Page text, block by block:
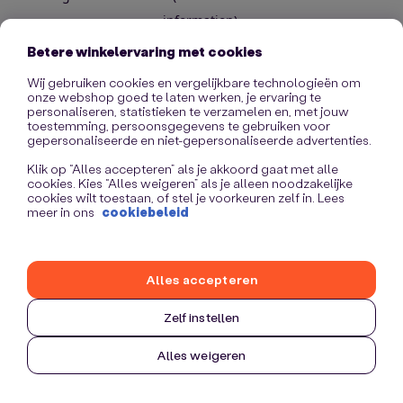
information).
Betere winkelervaring met cookies
Wij gebruiken cookies en vergelijkbare technologieën om
onze webshop goed te laten werken, je ervaring te
personaliseren, statistieken te verzamelen en, met jouw
toestemming, persoonsgegevens te gebruiken voor
gepersonaliseerde en niet-gepersonaliseerde advertenties.
Klik op “Alles accepteren” als je akkoord gaat met alle
cookies. Kies “Alles weigeren” als je alleen noodzakelijke
cookies wilt toestaan, of stel je voorkeuren zelf in. Lees
meer in ons cookiebeleid
Zelf instellen
Alles weigeren
Alles accepteren